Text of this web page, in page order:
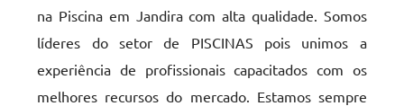
na Piscina em Jandira com alta qualidade. Somos
líderes do setor de PISCINAS pois unimos a
experiência de profissionais capacitados com os
melhores recursos do mercado. Estamos sempre